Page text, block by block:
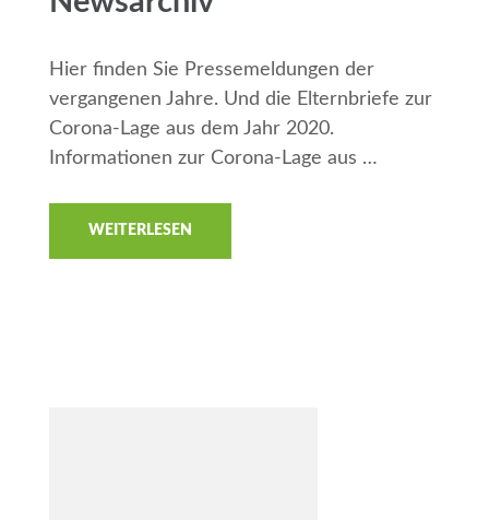
Hier finden Sie Pressemeldungen der
vergangenen Jahre. Und die Elternbriefe zur
Corona-Lage aus dem Jahr 2020.
Informationen zur Corona-Lage aus …
WEITERLESEN